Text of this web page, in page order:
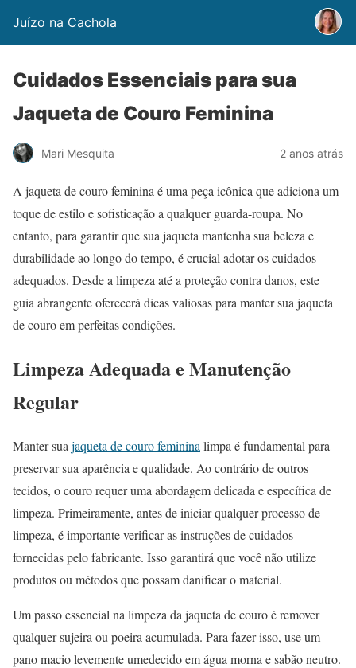
Juízo na Cachola
Cuidados Essenciais para sua
Jaqueta de Couro Feminina
Mari Mesquita 2 anos atrás
A jaqueta de couro feminina é uma peça icônica que adiciona um
toque de estilo e sofisticação a qualquer guarda-roupa. No
entanto, para garantir que sua jaqueta mantenha sua beleza e
durabilidade ao longo do tempo, é crucial adotar os cuidados
adequados. Desde a limpeza até a proteção contra danos, este
guia abrangente oferecerá dicas valiosas para manter sua jaqueta
de couro em perfeitas condições.
Limpeza Adequada e Manutenção
Regular
Manter sua jaqueta de couro feminina limpa é fundamental para
preservar sua aparência e qualidade. Ao contrário de outros
tecidos, o couro requer uma abordagem delicada e específica de
limpeza. Primeiramente, antes de iniciar qualquer processo de
limpeza, é importante verificar as instruções de cuidados
fornecidas pelo fabricante. Isso garantirá que você não utilize
produtos ou métodos que possam danificar o material.
Um passo essencial na limpeza da jaqueta de couro é remover
qualquer sujeira ou poeira acumulada. Para fazer isso, use um
pano macio levemente umedecido em água morna e sabão neutro.